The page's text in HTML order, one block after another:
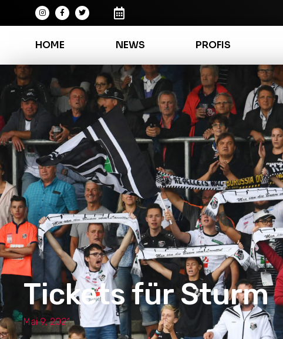
HOME NEWS PROFIS
Tickets für Sturm
Mai 9, 2021